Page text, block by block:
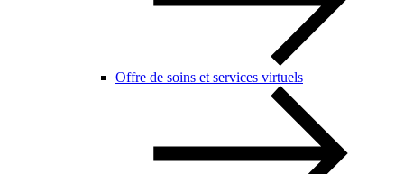
Offre de soins et services virtuels